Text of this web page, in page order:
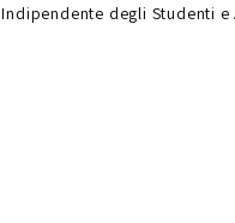
Indipendente degli Studenti e